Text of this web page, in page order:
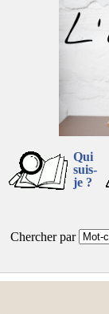
Qui
suis-
je ?
Chercher par